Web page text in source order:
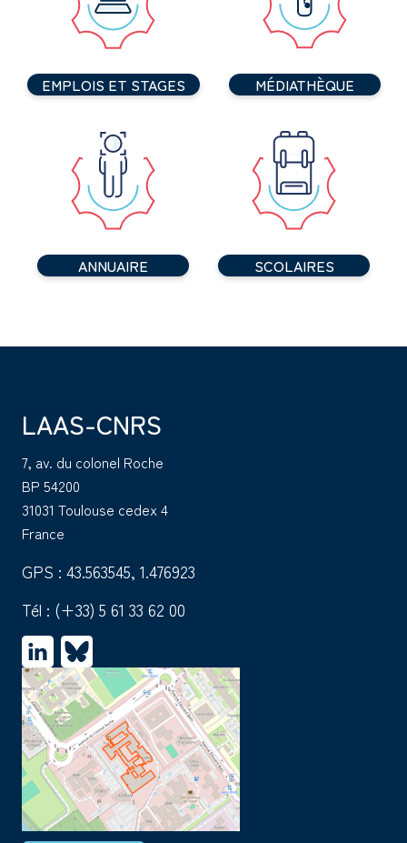
EMPLOIS ET STAGES MÉDIATHÈQUE
ANNUAIRE SCOLAIRES
LAAS-CNRS
7, av. du colonel Roche
BP 54200
31031 Toulouse cedex 4
France
GPS : 43.563545, 1.476923
Tél : (+33) 5 61 33 62 00